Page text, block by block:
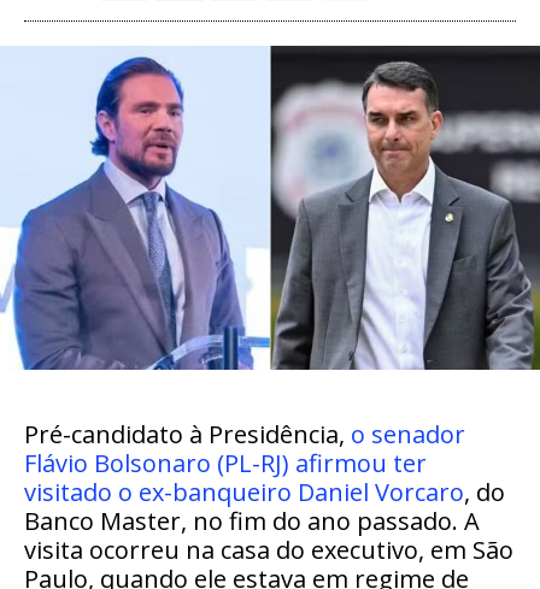
Pré-candidato à Presidência, o senador
Flávio Bolsonaro (PL-RJ) afirmou ter
visitado o ex-banqueiro Daniel Vorcaro, do
Banco Master, no fim do ano passado. A
visita ocorreu na casa do executivo, em São
Paulo, quando ele estava em regime de